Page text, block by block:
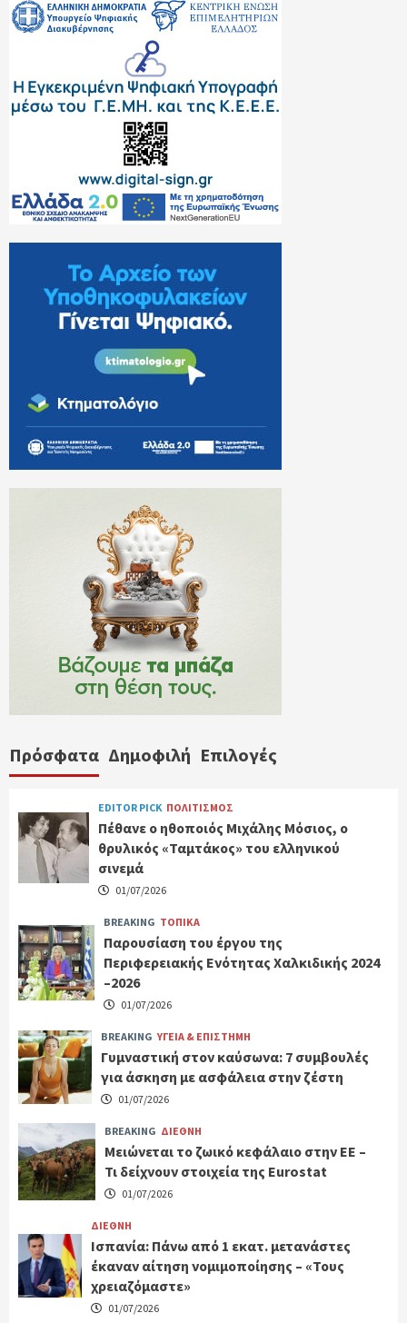
Πρόσφατα Δημοφιλή Επιλογές
EDITOR PICK ΠΟΛΙΤΙΣΜΟΣ
Πέθανε ο ηθοποιός Μιχάλης Μόσιος, ο
θρυλικός «Ταμτάκος» του ελληνικού
σινεμά
01/07/2026
BREAKING ΤΟΠΙΚΑ
Παρουσίαση του έργου της
Περιφερειακής Ενότητας Χαλκιδικής 2024
–2026
01/07/2026
BREAKING ΥΓΕΙΑ & ΕΠΙΣΤΗΜΗ
Γυμναστική στον καύσωνα: 7 συμβουλές
για άσκηση με ασφάλεια στην ζέστη
01/07/2026
BREAKING ΔΙΕΘΝΗ
Μειώνεται το ζωικό κεφάλαιο στην ΕΕ –
Τι δείχνουν στοιχεία της Eurostat
01/07/2026
ΔΙΕΘΝΗ
Ισπανία: Πάνω από 1 εκατ. μετανάστες
έκαναν αίτηση νομιμοποίησης – «Τους
χρειαζόμαστε»
01/07/2026